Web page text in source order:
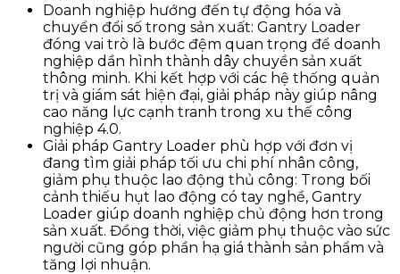
Doanh nghiệp hướng đến tự động hóa và
chuyển đổi số trong sản xuất: Gantry Loader
đóng vai trò là bước đệm quan trọng để doanh
nghiệp dần hình thành dây chuyền sản xuất
thông minh. Khi kết hợp với các hệ thống quản
trị và giám sát hiện đại, giải pháp này giúp nâng
cao năng lực cạnh tranh trong xu thế công
nghiệp 4.0.
Giải pháp Gantry Loader​ phù hợp với đơn vị
đang tìm giải pháp tối ưu chi phí nhân công,
giảm phụ thuộc lao động thủ công: Trong bối
cảnh thiếu hụt lao động có tay nghề, Gantry
Loader giúp doanh nghiệp chủ động hơn trong
sản xuất. Đồng thời, việc giảm phụ thuộc vào sức
người cũng góp phần hạ giá thành sản phẩm và
tăng lợi nhuận.